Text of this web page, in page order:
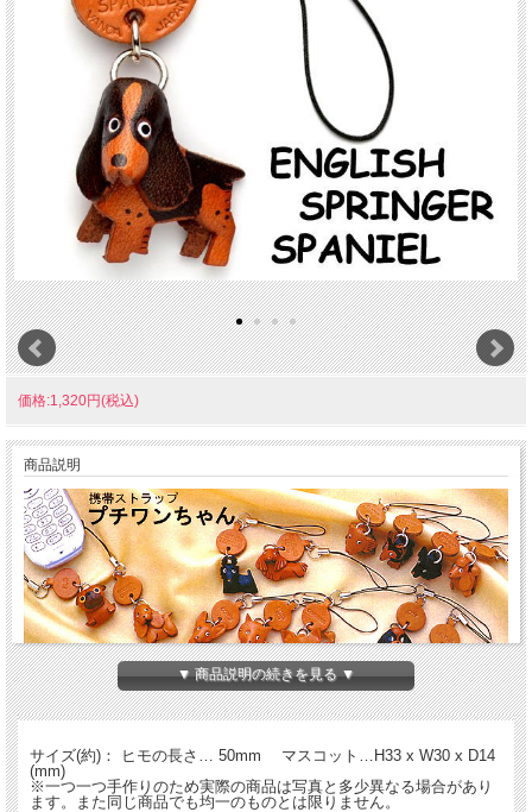
価格:1,320円(税込)
商品説明
▼ 商品説明の続きを見る ▼
サイズ(約)： ヒモの長さ… 50mm マスコット…H33 x W30 x D14
(mm)
※一つ一つ手作りのため実際の商品は写真と多少異なる場合があり
ます。また同じ商品でも均一のものとは限りません。